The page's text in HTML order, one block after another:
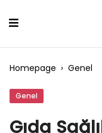
Homepage › Genel
Genel
Gıda